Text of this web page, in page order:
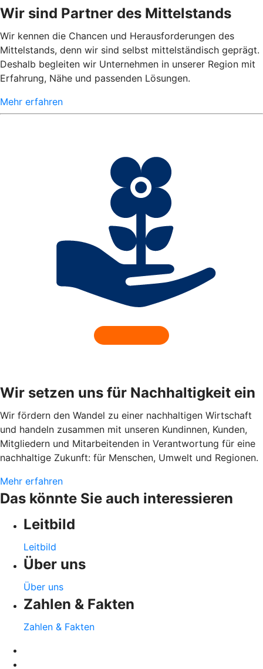
Wir sind Partner des Mittelstands
Wir kennen die Chancen und Herausforderungen des
Mittelstands, denn wir sind selbst mittelständisch geprägt.
Deshalb begleiten wir Unternehmen in unserer Region mit
Erfahrung, Nähe und passenden Lösungen.
Mehr erfahren
Wir setzen uns für Nachhaltigkeit ein
Wir fördern den Wandel zu einer nachhaltigen Wirtschaft
und handeln zusammen mit unseren Kundinnen, Kunden,
Mitgliedern und Mitarbeitenden in Verantwortung für eine
nachhaltige Zukunft: für Menschen, Umwelt und Regionen.
Mehr erfahren
Das könnte Sie auch interessieren
Leitbild
Leitbild
Über uns
Über uns
Zahlen & Fakten
Zahlen & Fakten